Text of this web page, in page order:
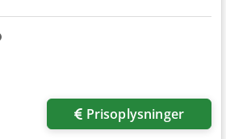
Prisoplysninger